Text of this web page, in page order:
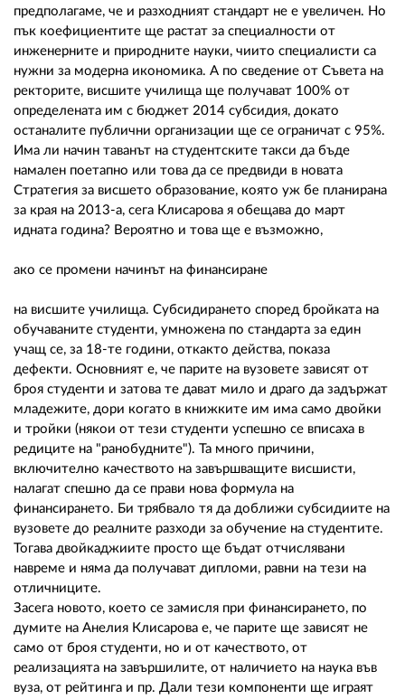
предполагаме, че и разходният стандарт не е увеличен. Но
пък коефициентите ще растат за специалности от
инженерните и природните науки, чиито специалисти са
нужни за модерна икономика. А по сведение от Съвета на
ректорите, висшите училища ще получават 100% от
определената им с бюджет 2014 субсидия, докато
останалите публични организации ще се ограничат с 95%.
Има ли начин таванът на студентските такси да бъде
намален поетапно или това да се предвиди в новата
Стратегия за висшето образование, която уж бе планирана
за края на 2013-а, сега Клисарова я обещава до март
идната година? Вероятно и това ще е възможно,
ако се промени начинът на финансиране
на висшите училища. Субсидирането според бройката на
обучаваните студенти, умножена по стандарта за един
учащ се, за 18-те години, откакто действа, показа
дефекти. Основният е, че парите на вузовете зависят от
броя студенти и затова те дават мило и драго да задържат
младежите, дори когато в книжките им има само двойки
и тройки (някои от тези студенти успешно се вписаха в
редиците на "ранобудните"). Та много причини,
включително качеството на завършващите висшисти,
налагат спешно да се прави нова формула на
финансирането. Би трябвало тя да доближи субсидиите на
вузовете до реалните разходи за обучение на студентите.
Тогава двойкаджиите просто ще бъдат отчислявани
навреме и няма да получават дипломи, равни на тези на
отличниците.
Засега новото, което се замисля при финансирането, по
думите на Анелия Клисарова е, че парите ще зависят не
само от броя студенти, но и от качеството, от
реализацията на завършилите, от наличието на наука във
вуза, от рейтинга и пр. Дали тези компоненти ще играят